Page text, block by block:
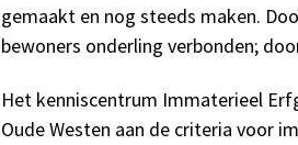
gemaakt en nog steeds maken.
bewoners onderling verbonden;
Het kenniscentrum Immaterieel
Oude Westen aan de criteria voor